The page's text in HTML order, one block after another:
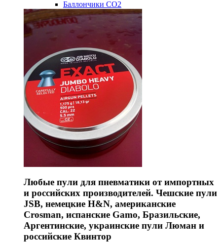
Баллончики CO2
Любые пули для пневматики от импортных
и российских производителей. Чешские пули
JSB, немецкие H&N, американские
Crosman, испанские Gamo, Бразильские,
Аргентинские, украинские пули Люман и
российские Квинтор